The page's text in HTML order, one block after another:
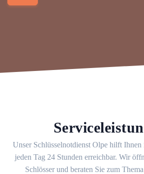
Unser Schlüsselnotdienst Olpe hilft
jeden Tag 24 Stunden erreichbar. Wir
Schlösser und beraten Sie zum